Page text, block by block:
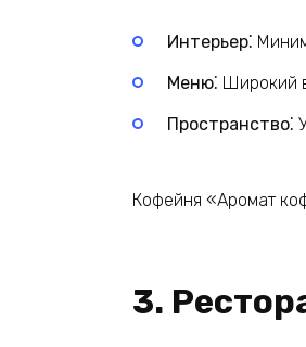
Интерьер⁚
Меню⁚ Широкий
Пространство⁚
Кофейня «Аромат
3.